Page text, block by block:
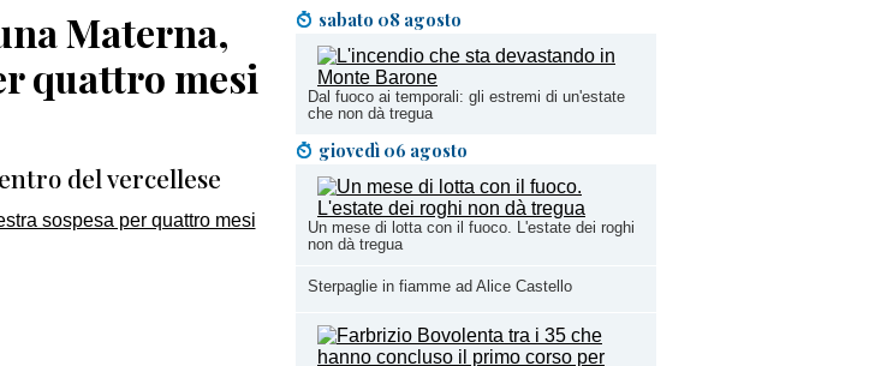
sabato 08 agosto
Dal fuoco ai temporali: gli estremi di un'estate
che non dà tregua
giovedì 06 agosto
Un mese di lotta con il fuoco. L'estate dei roghi
non dà tregua
Sterpaglie in fiamme ad Alice Castello
Materna,
quattro mesi
del vercellese